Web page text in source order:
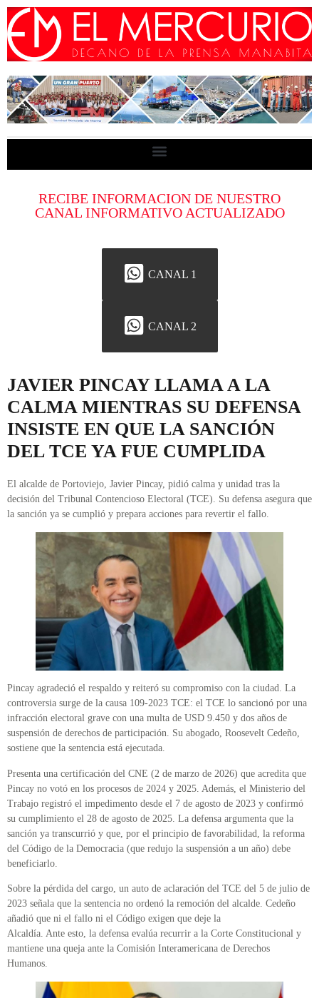
RECIBE INFORMACION DE NUESTRO
CANAL INFORMATIVO ACTUALIZADO
CANAL 1
CANAL 2
JAVIER PINCAY LLAMA A LA
CALMA MIENTRAS SU DEFENSA
INSISTE EN QUE LA SANCIÓN
DEL TCE YA FUE CUMPLIDA
El alcalde de Portoviejo, Javier Pincay, pidió calma y unidad tras la
decisión del Tribunal Contencioso Electoral (TCE). Su defensa asegura que
la sanción ya se cumplió y prepara acciones para revertir el fallo.
Pincay agradeció el respaldo y reiteró su compromiso con la ciudad. La
controversia surge de la causa 109-2023 TCE: el TCE lo sancionó por una
infracción electoral grave con una multa de USD 9.450 y dos años de
suspensión de derechos de participación. Su abogado, Roosevelt Cedeño,
sostiene que la sentencia está ejecutada.
Presenta una certificación del CNE (2 de marzo de 2026) que acredita que
Pincay no votó en los procesos de 2024 y 2025. Además, el Ministerio del
Trabajo registró el impedimento desde el 7 de agosto de 2023 y confirmó
su cumplimiento el 28 de agosto de 2025. La defensa argumenta que la
sanción ya transcurrió y que, por el principio de favorabilidad, la reforma
del Código de la Democracia (que redujo la suspensión a un año) debe
beneficiarlo.
Sobre la pérdida del cargo, un auto de aclaración del TCE del 5 de julio de
2023 señala que la sentencia no ordenó la remoción del alcalde. Cedeño
añadió que ni el fallo ni el Código exigen que deje la
Alcaldía. Ante esto, la defensa evalúa recurrir a la Corte Constitucional y
mantiene una queja ante la Comisión Interamericana de Derechos
Humanos.